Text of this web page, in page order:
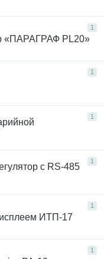
1
«ПАРАГРАФ PL20»
1
1
1
с RS-485
1
ИТП-17
1